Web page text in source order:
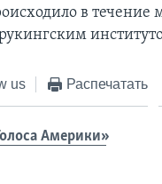
в течение
us Распечатать
Америки»